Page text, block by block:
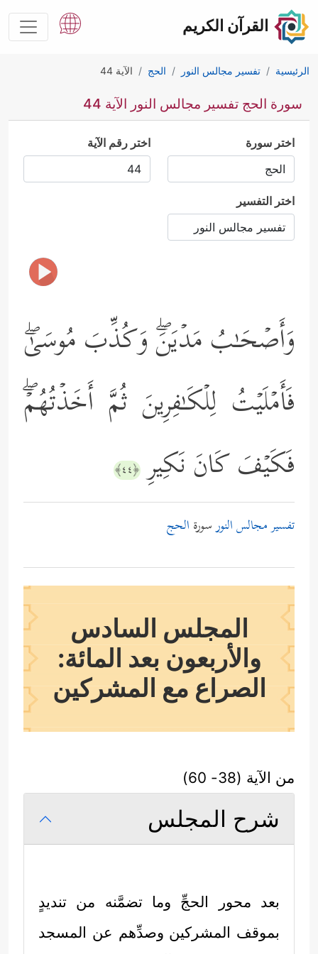
القرآن الكريم
الرئيسية تفسير مجالس النور الحج الآية 44
سورة الحج تفسير مجالس النور الآية 44
اختر سورة اختر رقم الآية
اختر التفسير
وَأَصۡحَـٰبُ مَدۡیَنَۖ وَكُذِّبَ مُوسَىٰۖ
فَأَمۡلَیۡتُ لِلۡكَـٰفِرِینَ ثُمَّ أَخَذۡتُهُمۡۖ
فَكَیۡفَ كَانَ نَكِیرِ ﴿٤٤﴾
تفسير مجالس النورسورة الحج
المجلس السادس
والأربعون بعد المائة:
الصراع مع المشركين
من الآية (38- 60)
شرح المجلس
بعد محور الحجِّ وما تضمَّنه من تنديدٍ
بموقف المشركين وصدِّهم عن المسجد